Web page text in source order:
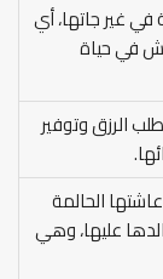
غير جاتها، أي
في حياة
الرزق وتوفير
الحالمة
عليها، وهي